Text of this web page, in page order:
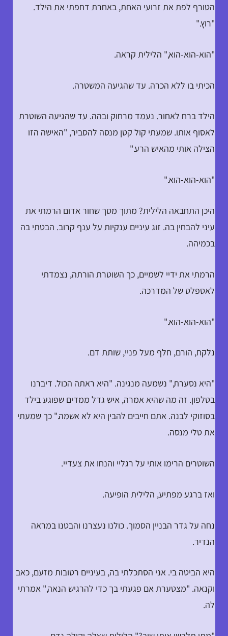
הטורף לפת את זרועי האחת, באחרת דחפתי את הילד.
"רוץ."
"הוא-הוא-הוא," הלילית קראה.
הכיתי בו ללא הכרה. עד שהגיעה המשטרה.
הילד ברח לאחור. נעמד מרחוק ובהה. עד שהגיעה השוטרת
לאסוף אותו. שמעתי קול קטן מנסה להסביר, "האישה הזו
הצילה אותי מהאיש הרע."
"הוא-הוא-הוא."
היכן התחבאה הלילית? מתוך מסך שחור אדום הרמתי את
עיני להבחין בה. זוג עיניים ענקיות על ענף קרוב. הבטתי בה
בכמיהה.
הרמתי את ידיי לשמיים, כך השוטרת הורתה, נצמדתי
לאספלט של המדרכה.
"הוא-הוא-הוא."
נלקח, הורם, חלף מעל פניי, שותת דם.
"היא נסערת," נשמעה מנגינה. "היא ראתה הכול. דיברנו
בטלפון. זה מה שהיא אמרה, איש גדל ממדים שפוגע בילד
בסוזוקי לבנה. אתם חייבים להבין היא לא אשמה." כך שמעתי
את טלי מנסה.
השוטרים הרימו אותי על רגליי והנחו את צעדיי.
ואז ברגע מפתיע, הלילית הופיעה.
נחה על גדר הבניין הסמוך. כולנו נעצרנו והבטנו במראה
הנדיר.
היא הביטה בי. אני הסתכלתי בה, בעיניים רטובות מזעם, כאב
וקנאה. "מצטערת אם פגעתי בך כדי להרגיש הנאה," אמרתי
לה.